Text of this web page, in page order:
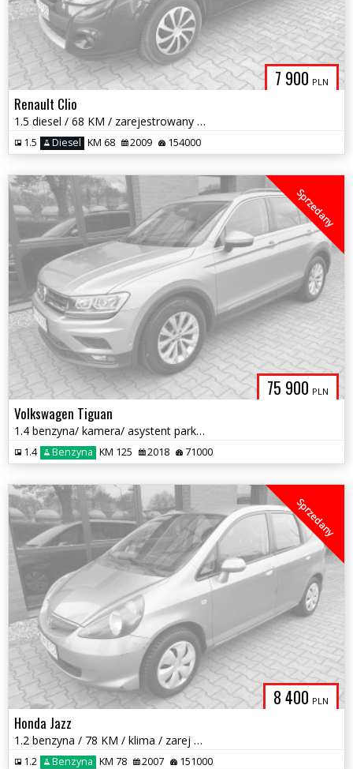
7 900 PLN
Renault Clio
1.5 diesel / 68 KM / zarejestrowany w PL / możliwa zamiana
1.5 Diesel KM 68 2009 154000
75 900 PLN
Sprzedany
Volkswagen Tiguan
1.4 benzyna/ kamera/ asystent parkowania/ zarej w PL/ zadbany/ zamiana
1.4 Benzyna KM 125 2018 71000
8 400 PLN
Sprzedany
Honda Jazz
1.2 benzyna / 78 KM / klima / zarej w PL / zadbany / możliwa zamiana
1.2 Benzyna KM 78 2007 151000